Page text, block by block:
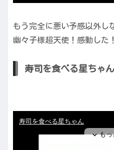
もう完全に悪い予感以外し
幽々子様超天使！感動した！
寿司を食べる星ちゃ